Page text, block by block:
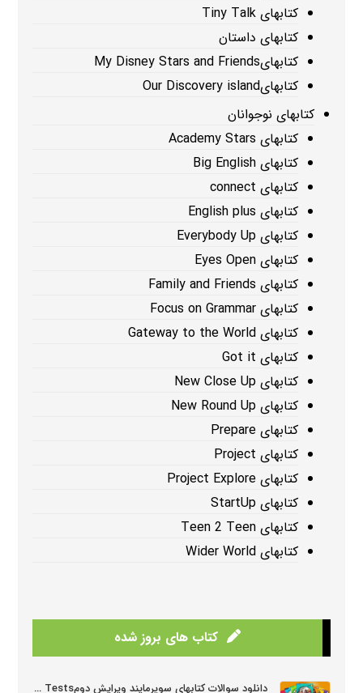
کتابهای Tiny Talk
کتابهای داستان
کتابهایMy Disney Stars and Friends
کتابهایOur Discovery island
کتابهای نوجوانان
کتابهای Academy Stars
کتابهای Big English
کتابهای connect
کتابهای English plus
کتابهای Everybody Up
کتابهای Eyes Open
کتابهای Family and Friends
کتابهای Focus on Grammar
کتابهای Gateway to the World
کتابهای Got it
کتابهای New Close Up
کتابهای New Round Up
کتابهای Prepare
کتابهای Project
کتابهای Project Explore
کتابهای StartUp
کتابهای Teen 2 Teen
کتابهای Wider World
کتاب های بروز شده
دانلود سوالات کتابهای سوپرمایند ویرایش دومSuper Mind Tests